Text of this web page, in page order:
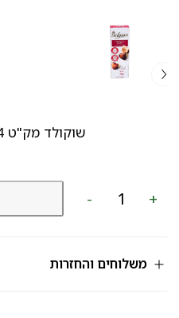
שוקולד מק"ט 554
-
כמות
218
+
משלוחים והחזרות